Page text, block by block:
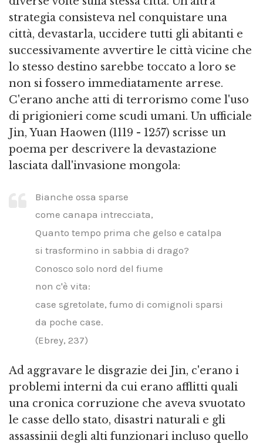
strategia consisteva nel conquistare una
città, devastarla, uccidere tutti gli abitanti e
successivamente avvertire le città vicine che
lo stesso destino sarebbe toccato a loro se
non si fossero immediatamente arrese.
C'erano anche atti di terrorismo come l'uso
di prigionieri come scudi umani. Un ufficiale
Jin, Yuan Haowen (1119 - 1257) scrisse un
poema per descrivere la devastazione
lasciata dall'invasione mongola:
Bianche ossa sparse
come canapa intrecciata,
Quanto tempo prima che gelso e catalpa
si trasformino in sabbia di drago?
Conosco solo nord del fiume
non c'è vita:
case sgretolate, fumo di comignoli sparsi
da poche case.
(Ebrey, 237)
Ad aggravare le disgrazie dei Jin, c'erano i
problemi interni da cui erano afflitti quali
una cronica corruzione che aveva svuotato
le casse dello stato, disastri naturali e gli
assassinii degli alti funzionari incluso quello